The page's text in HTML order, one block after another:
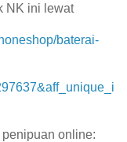
NK ini lewat
baterai-
online: